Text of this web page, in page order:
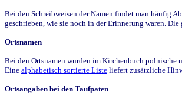
Bei den Schreibweisen der Namen findet man häufig
geschrieben, wie sie noch in der Erinnerung waren.
Ortsnamen
Bei den Ortsnamen wurden im Kirchenbuch polnische
Eine alphabetisch sortierte Liste liefert zusätzliche
Ortsangaben bei den Taufpaten